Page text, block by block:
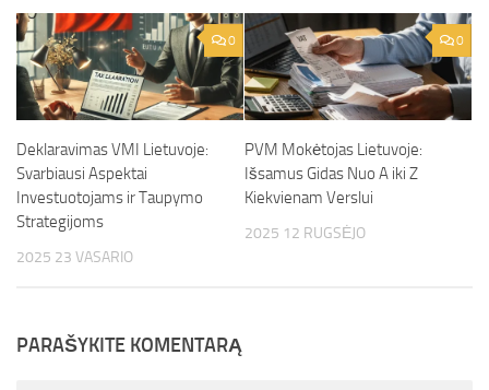
0
Deklaravimas VMI Lietuvoje:
Svarbiausi Aspektai
Investuotojams ir Taupymo
Strategijoms
2025 23 VASARIO
0
PVM Mokėtojas Lietuvoje:
Išsamus Gidas Nuo A iki Z
Kiekvienam Verslui
2025 12 RUGSĖJO
PARAŠYKITE KOMENTARĄ